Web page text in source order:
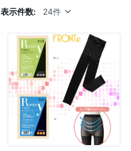
表示件数: 24件